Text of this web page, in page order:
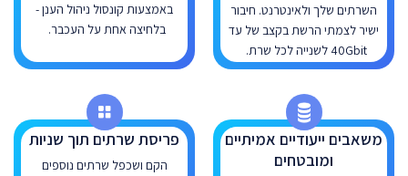
השרתים שלך ולאינטרנט. חיבור
ישיר לצמתי הרשת בקצב של עד
40Gbit לשנייה לכל שרת.
באמצעות קונסול ניהול הענן -
בלחיצה אחת על העכבר.
משאבים ייעודיים אמיתיים
ומובטחים
פריסת שרתים תוך שניות
הקם ושכפל שרתים נוספים